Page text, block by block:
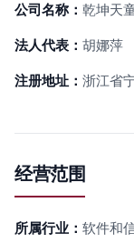
公司名称： 乾坤天
法人代表： 胡娜萍
注册地址： 浙江省
经营范围
所属行业： 软件和